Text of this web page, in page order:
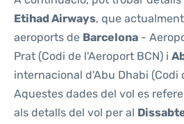
Etihad Airways, que
aeroports de Barcelona -
Prat (Codi de l'Aeroport BCN) i
internacional d'Abu Dhabi (Codi
Aquestes dades del vol es
als detalls del vol per al